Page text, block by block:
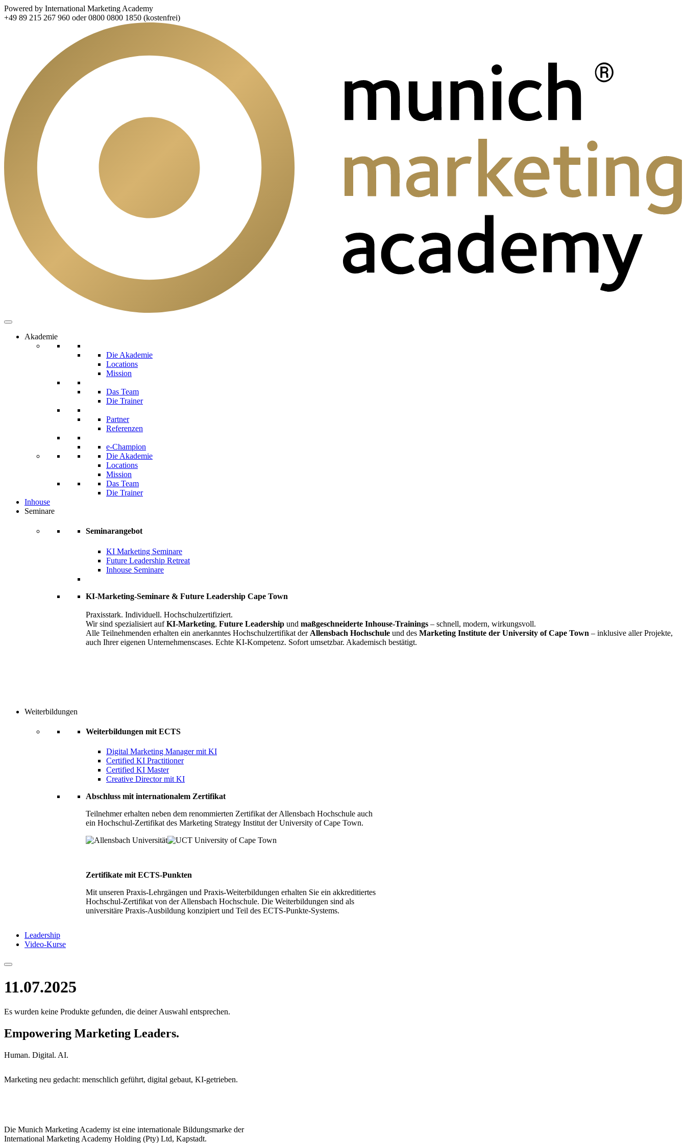
Powered by International Marketing Academy
+49 89 215 267 960 oder 0800 0800 1850 (kostenfrei)
Akademie
Die Akademie
Locations
Mission
Das Team
Die Trainer
Partner
Referenzen
e-Champion
Die Akademie
Locations
Mission
Das Team
Die Trainer
Inhouse
Seminare
Seminarangebot
KI Marketing Seminare
Future Leadership Retreat
Inhouse Seminare
KI-Marketing-Seminare & Future Leadership Cape Town
Praxisstark. Individuell. Hochschulzertifiziert.
Wir sind spezialisiert aufKI-Marketing, Future Leadership und maßgeschneiderte Inhouse-Trainings – schnell, modern, wirkungsvoll.
Alle Teilnehmenden erhalten ein anerkanntes Hochschulzertifikat der Allensbach Hochschule und des Marketing Institute der University of Cape Town – inklusive aller Projekte,
auch Ihrer eigenen Unternehmenscases. Echte KI-Kompetenz. Sofort umsetzbar. Akademisch bestätigt.
Weiterbildungen
Weiterbildungen mit ECTS
Digital Marketing Manager mit KI
Certified KI Practitioner
Certified KI Master
Creative Director mit KI
Abschluss mit internationalem Zertifikat
Teilnehmer erhalten neben dem renommierten Zertifikat der Allensbach Hochschule auch
ein Hochschul-Zertifikat des Marketing Strategy Institut der University of Cape Town.
Zertifikate mit ECTS-Punkten
Mit unseren Praxis-Lehrgängen und Praxis-Weiterbildungen erhalten Sie ein akkreditiertes
Hochschul-Zertifikat von der Allensbach Hochschule. Die Weiterbildungen sind als
universitäre Praxis-Ausbildung konzipiert und Teil des ECTS-Punkte-Systems.
Leadership
Video-Kurse
11.07.2025
Es wurden keine Produkte gefunden, die deiner Auswahl entsprechen.
Empowering Marketing Leaders.
Human. Digital. AI.
Marketing neu gedacht: menschlich geführt, digital gebaut, KI-getrieben.
Die Munich Marketing Academy ist eine internationale Bildungsmarke der
International Marketing Academy Holding (Pty) Ltd, Kapstadt.